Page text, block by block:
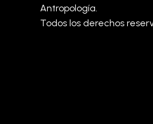
Antropología.
Todos los derechos